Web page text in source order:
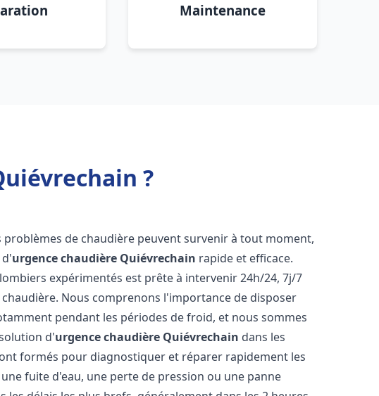
Maintenance
?
problèmes de chaudière peuvent survenir à tout moment,
urgence chaudière Quiévrechain rapide et efficace.
expérimentés est prête à intervenir 24h/24, 7j/7
Nous comprenons l'importance de disposer
pendant les périodes de froid, et nous sommes
d'urgence chaudière Quiévrechain dans les
formés pour diagnostiquer et réparer rapidement les
fuite d'eau, une perte de pression ou une panne